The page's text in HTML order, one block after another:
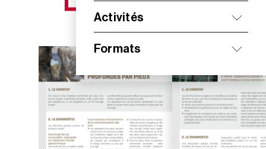
Activités
Formats
NOS NOUVEAUTÉS